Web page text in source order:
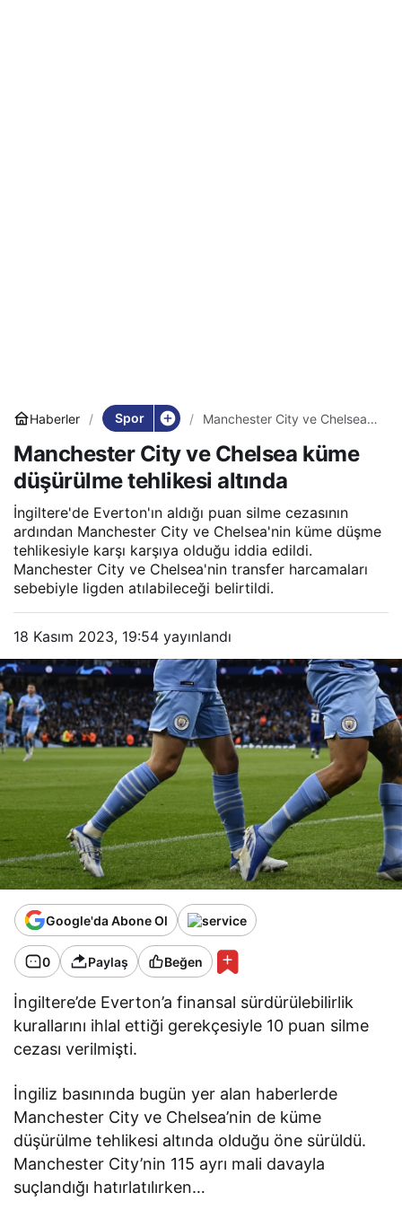
Haberler Spor
Manchester City ve Chelsea
altında
Manchester City ve Chelsea küme
düşürülme tehlikesi altında
İngiltere'de Everton'ın aldığı puan silme cezasının
ardından Manchester City ve Chelsea'nin küme düşme
tehlikesiyle karşı karşıya olduğu iddia edildi.
Manchester City ve Chelsea'nin transfer harcamaları
sebebiyle ligden atılabileceği belirtildi.
18 Kasım 2023, 19:54 yayınlandı
Google'da Abone Ol
0 Paylaş Beğen
İngiltere’de Everton’a finansal sürdürülebilirlik
kurallarını ihlal ettiği gerekçesiyle 10 puan silme
cezası verilmişti.
İngiliz basınında bugün yer alan haberlerde
Manchester City ve Chelsea’nin de küme
düşürülme tehlikesi altında olduğu öne sürüldü.
Manchester City’nin 115 ayrı mali davayla
suçlandığı hatırlatılırken…